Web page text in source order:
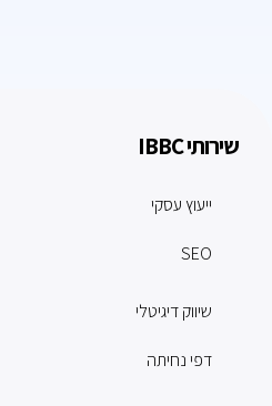
שירותי IBBC
ייעוץ עסקי
SEO
שיווק דיגיטלי
דפי נחיתה